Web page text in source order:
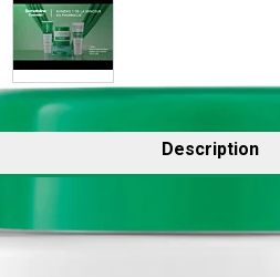
Description
pro-collagène
, cette